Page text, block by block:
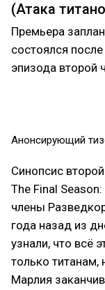
(Атака
Премьера
состоялся
эпизода второй
Анонсирующий
Синопсис
The Final
члены
года назад из
узнали, что всё
только титанам,
Марлия